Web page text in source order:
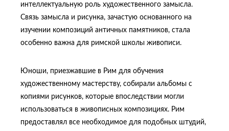
интеллектуальную роль художественного замысла.
Связь замысла и рисунка, зачастую основанного на
изучении композиций античных памятников, стала
особенно важна для римской школы живописи.
Юноши, приезжавшие в Рим для обучения
художественному мастерству, собирали альбомы с
копиями рисунков, которые впоследствии могли
использоваться в живописных композициях. Рим
предоставлял все необходимое для подобных штудий,